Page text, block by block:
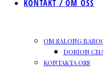
KONTAKT / OM OSS
OM SALONG
DORION
KONTAKTA OSS